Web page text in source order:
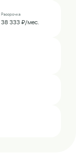
Рассрочка
38 333 ₽/мес.